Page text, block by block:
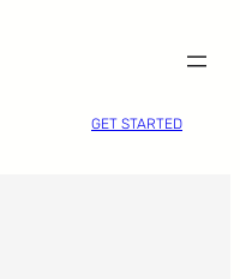
GET STARTED